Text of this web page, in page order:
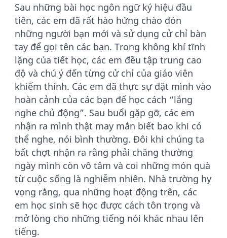
Sau những bài học ngôn ngữ ký hiệu đầu
tiên, các em đã rất hào hứng chào đón
những người bạn mới và sử dụng cử chỉ bàn
tay để gọi tên các bạn. Trong không khí tĩnh
lặng của tiết học, các em đều tập trung cao
độ và chú ý đến từng cử chỉ của giáo viên
khiếm thính. Các em đã thực sự đặt mình vào
hoàn cảnh của các bạn để học cách “lắng
nghe chủ động”. Sau buổi gặp gỡ, các em
nhận ra mình thật may mắn biết bao khi có
thể nghe, nói bình thường. Đôi khi chúng ta
bất chợt nhận ra rằng phải chăng thường
ngày mình còn vô tâm và coi những món quà
từ cuộc sống là nghiễm nhiên. Nhà trường hy
vọng rằng, qua những hoạt động trên, các
em học sinh sẽ học được cách tôn trọng và
mở lòng cho những tiếng nói khác nhau lên
tiếng.